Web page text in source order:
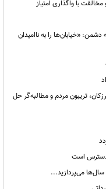
با واگذاری امتیاز
«خیابان‌ها را به ناامیدان
تریبون مردم و مطالبه‌گر حل
دسترس است